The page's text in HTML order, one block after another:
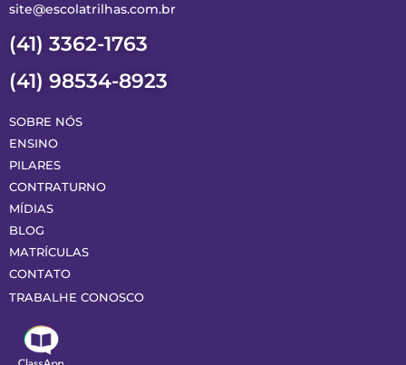
site@escolatrilhas.com.br
(41) 3362-1763
(41) 98534-8923
SOBRE NÓS
ENSINO
PILARES
CONTRATURNO
MÍDIAS
BLOG
MATRÍCULAS
CONTATO
TRABALHE CONOSCO